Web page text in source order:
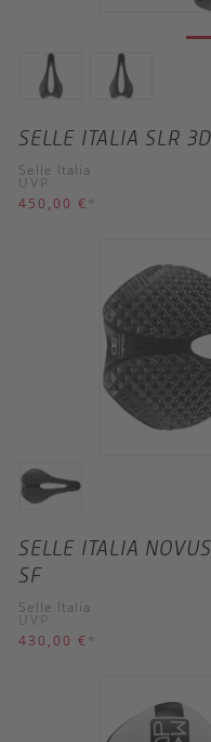
SELLE ITALIA SLR
Selle Italia
UVP
450,00 € *
SELLE ITALIA
SF
Selle Italia
UVP
430,00 € *